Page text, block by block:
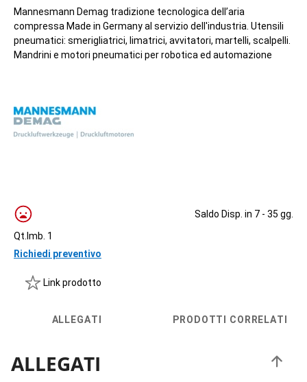
Mannesmann Demag tradizione tecnologica dell’aria
compressa Made in Germany al servizio dell'industria. Utensili
pneumatici: smerigliatrici, limatrici, avvitatori, martelli, scalpelli.
Mandrini e motori pneumatici per robotica ed automazione
Saldo Disp. in 7 - 35 gg.
Qt.Imb. 1
Richiedi preventivo
Link prodotto
ALLEGATI PRODOTTI CORRELATI
ALLEGATI